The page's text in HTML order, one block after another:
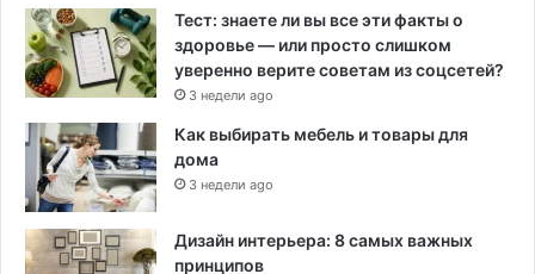
Тест: знаете ли вы все эти факты о
здоровье — или просто слишком
уверенно верите советам из соцсетей?
3 недели ago
Как выбирать мебель и товары для
дома
3 недели ago
Дизайн интерьера: 8 самых важных
принципов